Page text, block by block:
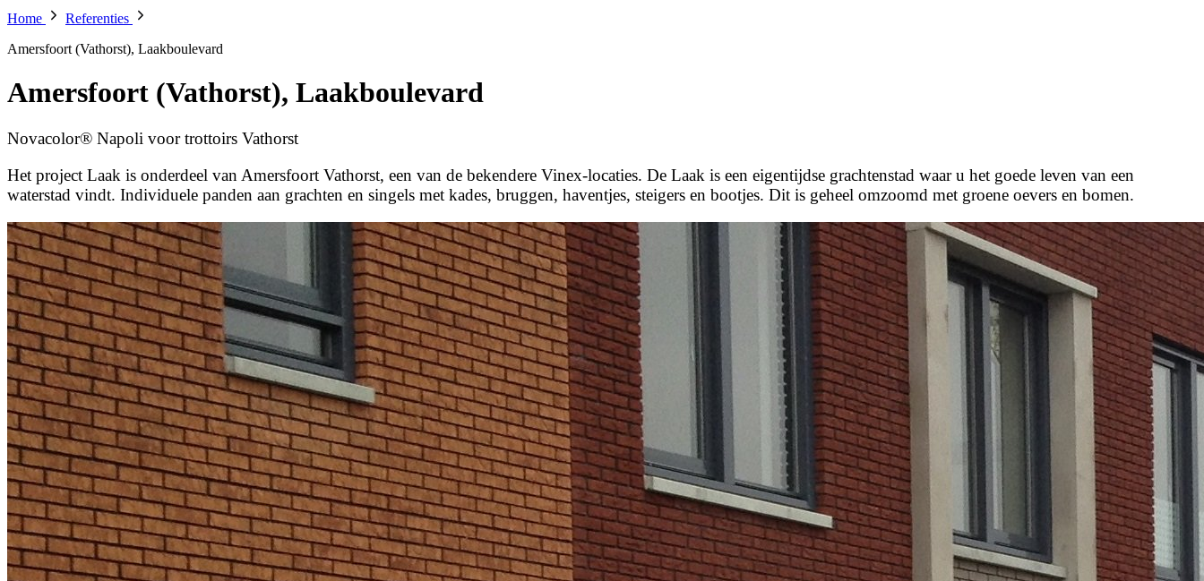
Home
Referenties
Amersfoort (Vathorst), Laakboulevard
Amersfoort (Vathorst), Laakboulevard
Novacolor® Napoli voor trottoirs Vathorst
Het project Laak is onderdeel van Amersfoort Vathorst, een van de bekendere Vinex-locaties. De Laak is een eigentijdse grachtenstad waar u het goede leven van een
waterstad vindt. Individuele panden aan grachten en singels met kades, bruggen, haventjes, steigers en bootjes. Dit is geheel omzoomd met groene oevers en bomen.